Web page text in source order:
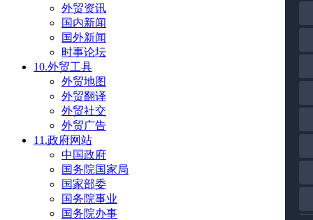
外贸资讯
国内新闻
国外新闻
时事论坛
10.外贸工具
外贸地图
外贸翻译
外贸社交
外贸广告
11.政府网站
中国政府
国务院国家局
国家部委
国务院事业
国务院办事